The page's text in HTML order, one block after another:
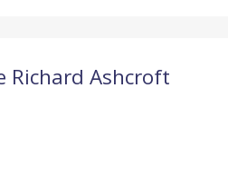
Richard Ashcroft